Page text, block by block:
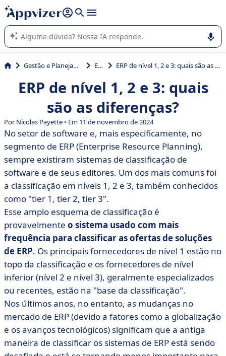
de nossa IA (várias linhas com
A IA do Appvizer o orienta no uso ou na seleção de software
SaaS para sua empresa.
Gestão e Planejamento ERP ERP de nível 1, 2 e 3: quais são as diferenças?
ERP de nível 1, 2 e 3: quais
são as diferenças?
Por Nicolas Payette • Em 11 de novembro de 2024
No setor de software e, mais especificamente, no
segmento de ERP (Enterprise Resource Planning),
sempre existiram sistemas de classificação de
software e de seus editores. Um dos mais comuns foi
a classificação em níveis 1, 2 e 3, também conhecidos
como "tier 1, tier 2, tier 3".
Esse amplo esquema de classificação é
provavelmente o sistema usado com mais
frequência para classificar as ofertas de soluções
de ERP. Os principais fornecedores de nível 1 estão no
topo da classificação e os fornecedores de nível
inferior (nível 2 e nível 3), geralmente especializados
ou recentes, estão na "base da classificação".
Nos últimos anos, no entanto, as mudanças no
mercado de ERP (devido a fatores como a globalização
e os avanços tecnológicos) significam que a antiga
maneira de classificar os sistemas de ERP está sendo